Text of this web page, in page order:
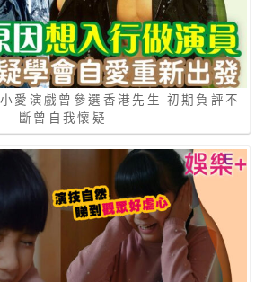
愛演戲曾參選香港先生 初期負評不
斷曾自我懷疑